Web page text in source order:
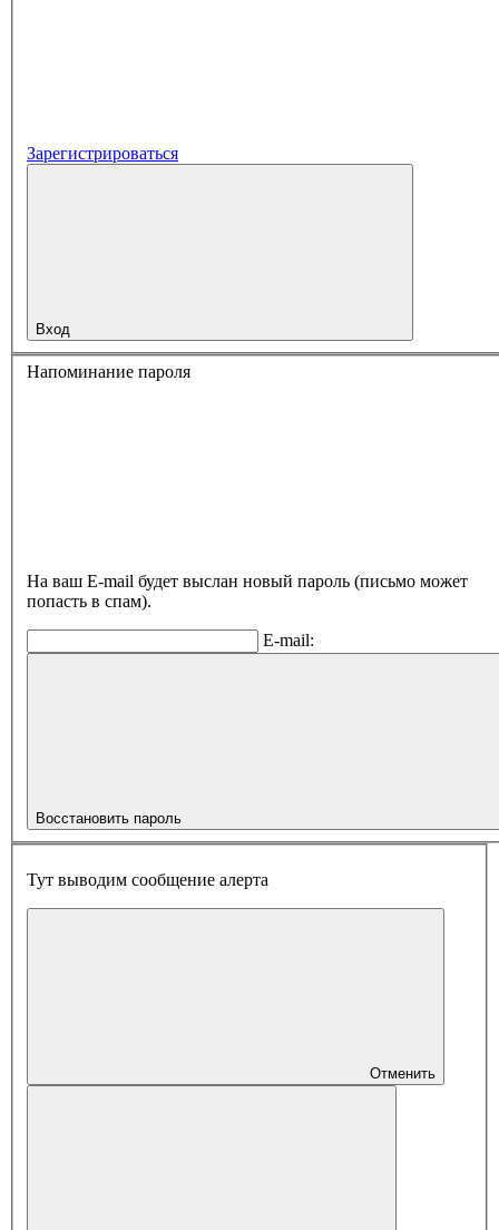
Зарегистрироваться
Вход
Напоминание пароля
На ваш E-mail будет выслан новый пароль (письмо может
попасть в спам).
E-mail:
Восстановить пароль
Тут выводим сообщение алерта
Отменить